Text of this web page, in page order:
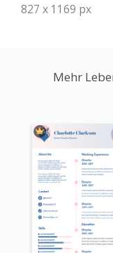
827 x 1169 px
Mehr